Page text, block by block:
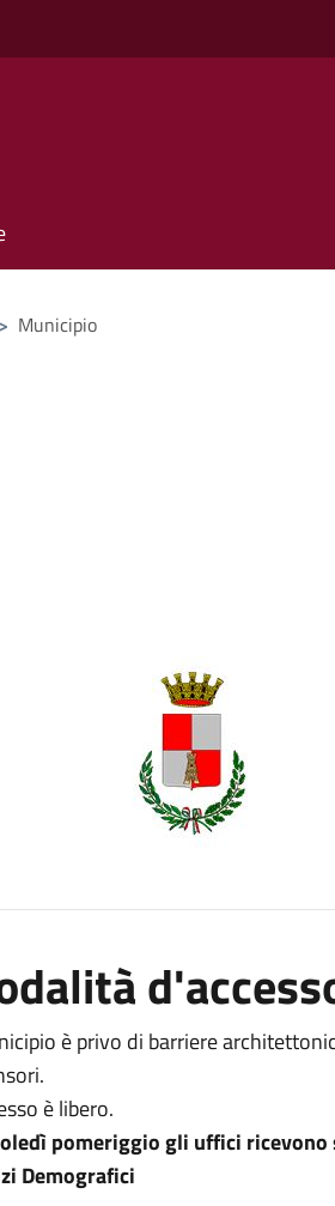
> Municipio
è privo di barriere
è libero.
pomeriggio gli uffici
Demografici